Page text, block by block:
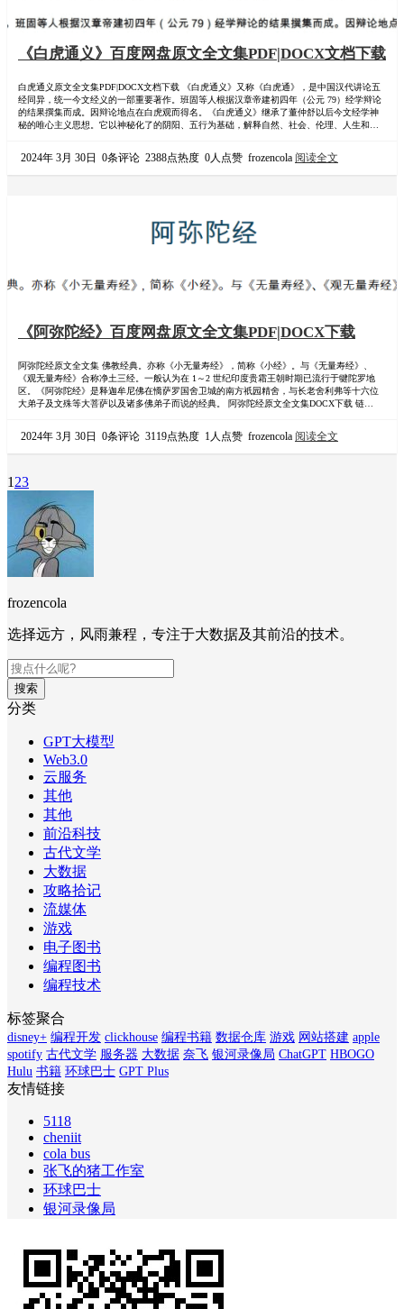
《白虎通义》百度网盘原文全文集PDF|DOCX文档下载
白虎通义原文全文集PDF|DOCX文档下载 《白虎通义》又称《白虎通》，是中国汉代讲论五
经同异，统一今文经义的一部重要著作。班固等人根据汉章帝建初四年（公元 79）经学辩论
的结果撰集而成。因辩论地点在白虎观而得名。《白虎通义》继承了董仲舒以后今文经学神
秘的唯心主义思想。它以神秘化了的阴阳、五行为基础，解释自然、社会、伦理、人生和日
https://pan.baidu.com/s/10SrlHWULNOYmjEKOWsmpEA?pwd=btz3 提…
2024年 3月 30日 0条评论 2388点热度 0人点赞 frozencola 阅读全文
《阿弥陀经》百度网盘原文全文集PDF|DOCX下载
阿弥陀经原文全文集 佛教经典。亦称《小无量寿经》，简称《小经》。与《无量寿经》、
《观无量寿经》合称净土三经。一般认为在 1～2 世纪印度贵霜王朝时期已流行于犍陀罗地
区。《阿弥陀经》是释迦牟尼佛在憍萨罗国舍卫城的南方祇园精舍，与长老舍利弗等十六位
大弟子及文殊等大菩萨以及诸多佛弟子而说的经典。 阿弥陀经原文全文集DOCX下载 链接：
2024年 3月 30日 0条评论 3119点热度 1人点赞 frozencola 阅读全文
1 23
frozencola
选择远方，风雨兼程，专注于大数据及其前沿的技术。
搜索
分类
GPT大模型
Web3.0
云服务
其他
其他
前沿科技
古代文学
大数据
攻略拾记
流媒体
游戏
电子图书
编程图书
编程技术
标签聚合
disney+ 编程开发 clickhouse 编程书籍 数据仓库 游戏 网站搭建 apple
spotify 古代文学 服务器 大数据 奈飞 银河录像局 ChatGPT HBOGO
Hulu 书籍 环球巴士 GPT Plus
友情链接
5118
cheniit
cola bus
张飞的猪工作室
环球巴士
银河录像局